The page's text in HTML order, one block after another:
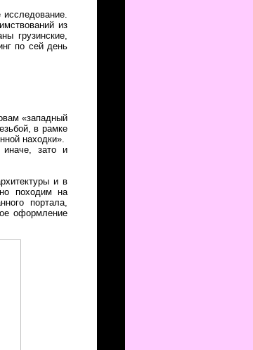
из
грузинские,
по сей день
«западный
в рамке
находки».
зато и
и в
походим на
портала,
оформление